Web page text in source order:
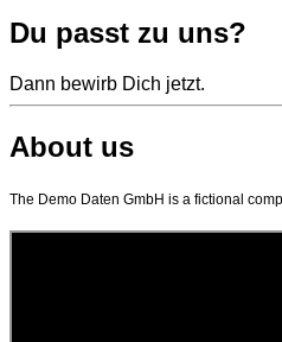
Du passt zu uns?
Dann bewirb Dich jetzt.
About us
The Demo Daten GmbH is a fictional